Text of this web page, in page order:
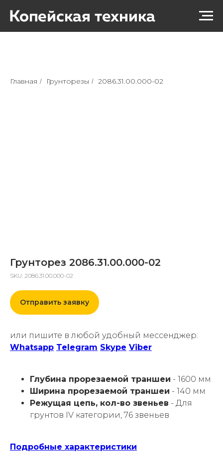
Главная / Грунторезы / 2086.31.00.000-02
Грунторез 2086.31.00.000-02
SKU: 2086.31.00.000-02
Отправить заявку
или пишите в любой удобный мессенджер:
Whatsapp Telegram Skype Viber
Глубина прорезаемой траншеи - 1600 мм
Ширина прорезаемой траншеи - 140 мм
Режущая цепь, кол-во звеньев - Для
грунтов IV категории, 76 звеньев
Подробные характеристики